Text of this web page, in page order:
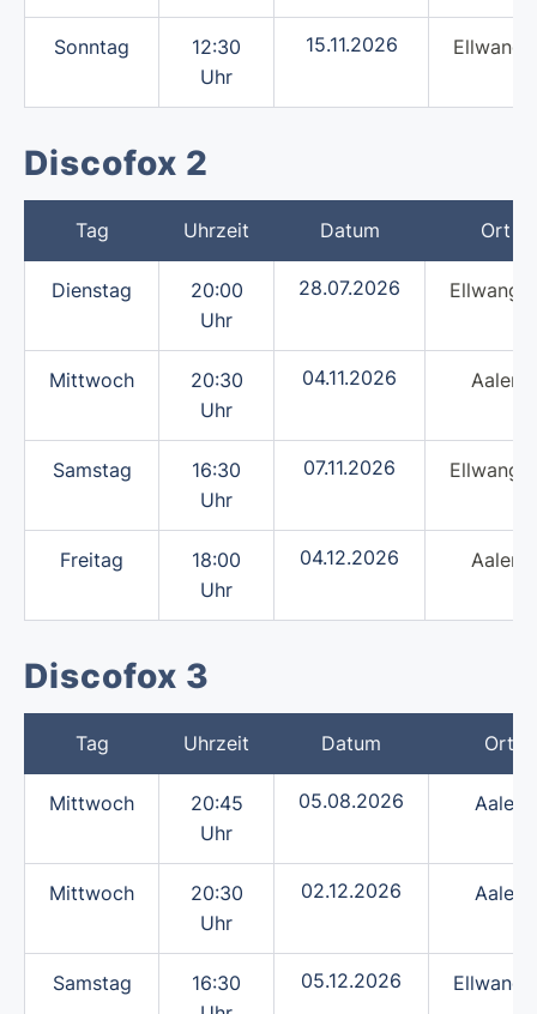
Sonntag
12:30
Uhr
15.11.2026
Discofox 2
Tag Uhrzeit Datum Ort
Dienstag
20:00
Uhr
28.07.2026
Mittwoch
20:30
Uhr
04.11.2026 Aalen
Samstag
16:30
Uhr
07.11.2026
Freitag
18:00
Uhr
04.12.2026 Aalen
Discofox 3
Tag Uhrzeit Datum Ort
Mittwoch
20:45
Uhr
05.08.2026 Aalen
Mittwoch
20:30
Uhr
02.12.2026 Aalen
Samstag
16:30
05.12.2026